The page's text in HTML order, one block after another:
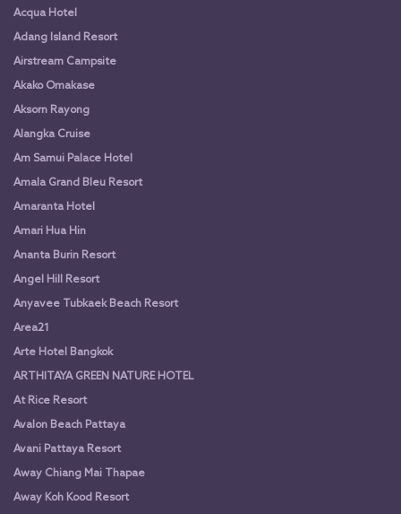
Acqua Hotel
Adang Island Resort
Airstream Campsite
Akako Omakase
Aksorn Rayong
Alangka Cruise
Am Samui Palace Hotel
Amala Grand Bleu Resort
Amaranta Hotel
Amari Hua Hin
Ananta Burin Resort
Angel Hill Resort
Anyavee Tubkaek Beach Resort
Area21
Arte Hotel Bangkok
ARTHITAYA GREEN NATURE HOTEL
At Rice Resort
Avalon Beach Pattaya
Avani Pattaya Resort
Away Chiang Mai Thapae
Away Koh Kood Resort